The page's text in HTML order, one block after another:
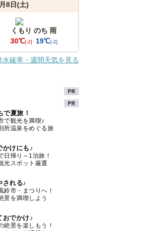
8日(土)
くもり のち 雨
30℃[-2] 19℃[-2]
水確率・週間天気を見る
で夏旅！
で観光を満喫♪
所温泉をめぐる旅
かけにも♪
日帰り～1泊旅！
光スポット厳選
される♪
鈴市・まつりへ！
景を満喫しよう
おでかけ♪
絶景を楽しもう！